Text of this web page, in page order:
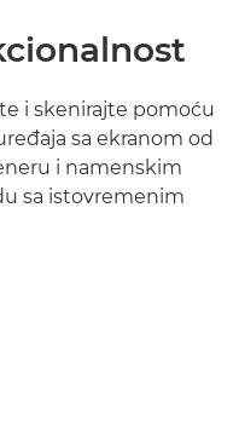
i skenirajte pomoću
sa ekranom od
i namenskim
sa istovremenim